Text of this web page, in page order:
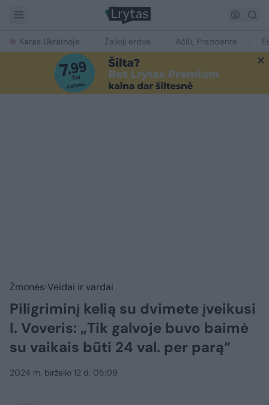
Karas Ukrainoje Žalioji erdvė Ačiū, Prezidente
Žmonės Veidai ir vardai
Piligriminį kelią su dvimete įveikusi
I. Voveris: „Tik galvoje buvo baimė
su vaikais būti 24 val. per parą“
2024 m. birželio 12 d. 05:09